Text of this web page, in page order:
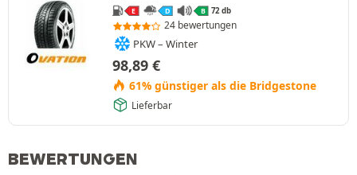
E D B 72 db
24 bewertungen
PKW – Winter
98,89 €
61% günstiger als die Bridgestone
Lieferbar
BEWERTUNGEN